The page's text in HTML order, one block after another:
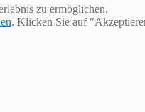
zu ermöglichen.
. Klicken Sie auf